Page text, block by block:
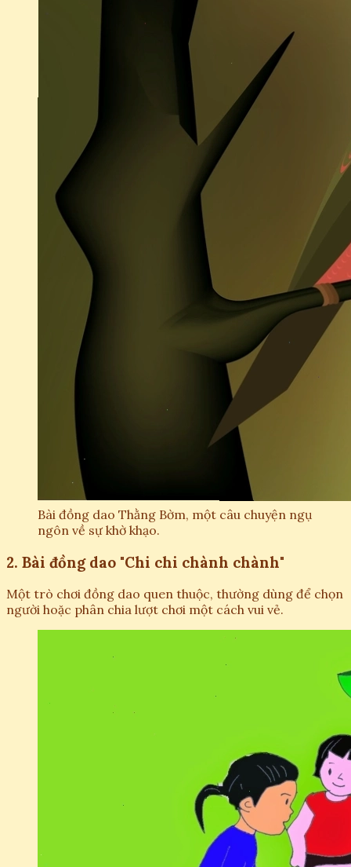
Bài đồng dao Thằng Bờm, một câu chuyện ngụ
ngôn về sự khờ khạo.
2. Bài đồng dao "Chi chi chành chành"
Một trò chơi đồng dao quen thuộc, thường dùng để chọn
người hoặc phân chia lượt chơi một cách vui vẻ.